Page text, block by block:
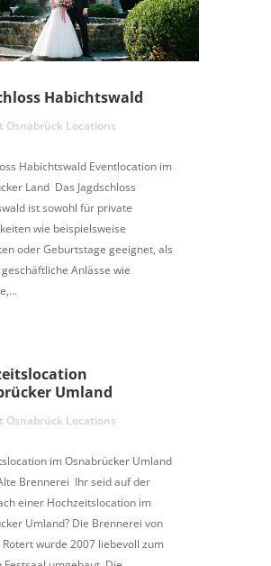
Habichtswald
Osnabrück Locations
Habichtswald Eventlocation im
Land Das Jagdschloss
ist sowohl für private
wie beispielsweise
oder Geburtstage geeignet, als
Anlässe wie
Umland
Osnabrück Locations
im Osnabrücker Umland
Brennerei Ihr seid auf der
einer Hochzeitslocation im
Umland? Die Brennerei von
wurde 2007 liebevoll zum